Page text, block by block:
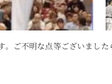
。ご不明な点等ございまし